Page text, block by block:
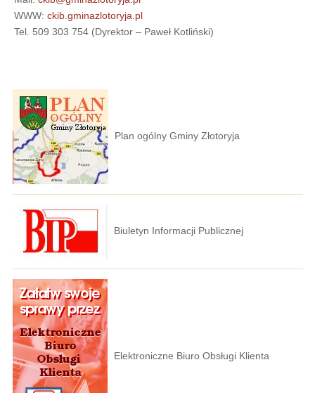
WWW: ckib.gminazlotoryja.pl
Tel. 509 303 754 (Dyrektor – Paweł Kotliński)
Plan ogólny Gminy Złotoryja
Biuletyn Informacji Publicznej
Elektroniczne Biuro Obsługi Klienta